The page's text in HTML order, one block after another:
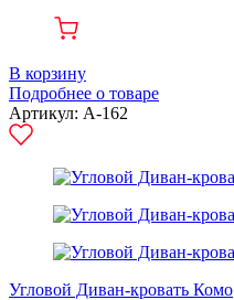
В корзину
Подробнее о товаре
Артикул: А-162
Угловой Диван-кровать Комо